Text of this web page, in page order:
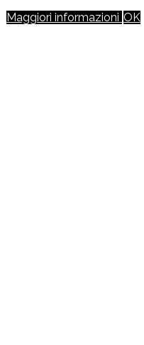
Maggiori informazioni OK